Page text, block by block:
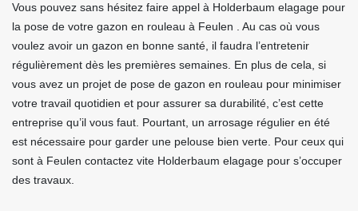
Vous pouvez sans hésitez faire appel à Holderbaum elagage pour
la pose de votre gazon en rouleau à Feulen . Au cas où vous
voulez avoir un gazon en bonne santé, il faudra l’entretenir
régulièrement dès les premières semaines. En plus de cela, si
vous avez un projet de pose de gazon en rouleau pour minimiser
votre travail quotidien et pour assurer sa durabilité, c’est cette
entreprise qu’il vous faut. Pourtant, un arrosage régulier en été
est nécessaire pour garder une pelouse bien verte. Pour ceux qui
sont à Feulen contactez vite Holderbaum elagage pour s’occuper
des travaux.